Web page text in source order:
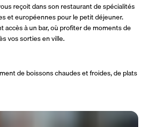
reçoit dans son restaurant de spécialités
et européennes pour le petit déjeuner.
accès à un bar, où profiter de moments de
vos sorties en ville.
de boissons chaudes et froides, de plats